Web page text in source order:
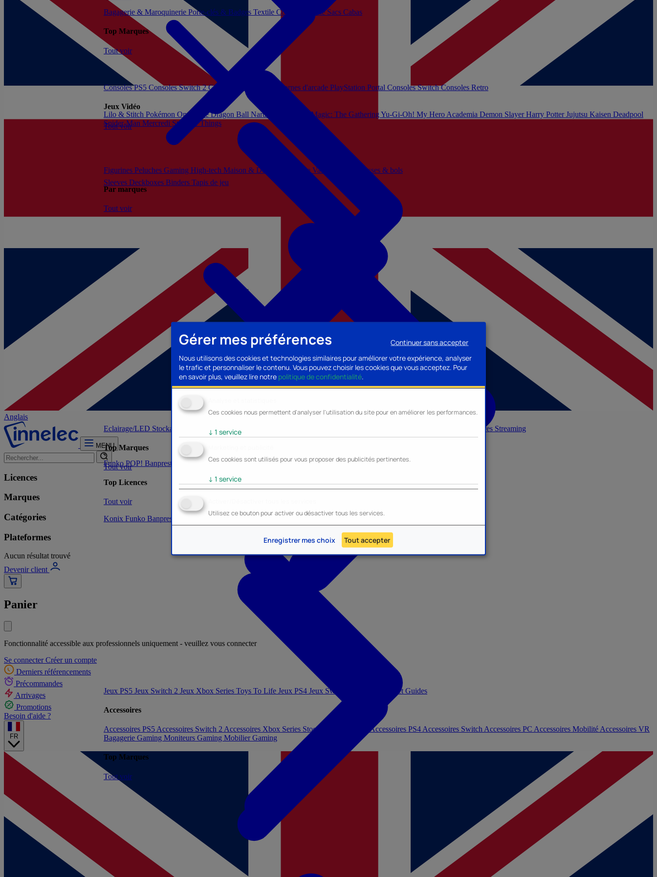
Gérer mes préférences
Nous utilisons des cookies et technologies similaires pour améliorer votre expérience, analyser
le trafic et personnaliser le contenu. Vous pouvez choisir les cookies que vous acceptez. Pour
en savoir plus, veuillez lire notre politique de confidentialité.
Ces cookies nous permettent d'analyser l'utilisation du site pour en améliorer les performances.
↓ 1 service
Ces cookies sont utilisés pour vous proposer des publicités pertinentes.
↓ 1 service
Utilisez ce bouton pour activer ou désactiver tous les services.
Continuer sans accepter
Enregistrer mes choix Tout accepter
Anglais
MENU
Licences
Marques
Catégories
Plateformes
Aucun résultat trouvé
Devenir client
Panier
Fonctionnalité accessible aux professionnels uniquement - veuillez vous connecter
Se connecter Créer un compte
Derniers référencements
Précommandes
Arrivages
Promotions
Besoin d'aide ?
FR
Figurines Peluches Gaming High-tech Maison & Décoration ModeVaisselle Mugs, tasses & bols
Par marques
Tout voir
Konix Funko Banpresto NOUVEAU - Heroes Inc.
Consoles PS5 Consoles Switch 2Consoles Xbox Series Bornes d'arcade PlayStation Portal Consoles SwitchConsoles Retro
Jeux Vidéo
Tout voir
Jeux PS5 Jeux Switch 2 Jeux Xbox Series Toys To Life Jeux PS4 Jeux Switch Livres et Guides
Accessoires
Accessoires PS5 Accessoires Switch 2 Accessoires Xbox Series Stockage et Mémoire Accessoires PS4 Accessoires Switch Accessoires PC Accessoires Mobilité Accessoires VR
Bagagerie Gaming Moniteurs Gaming Mobilier Gaming
Top Marques
Tout voir
Bagagerie & Maroquinerie Porte-clés & Badges Textile Cosplay BeautéSacs Cabas
Top Marques
Tout voir
Funko POP! Banpresto Plastoy StorLyoEnescoCerdaMighty Jaxx
Top Licences
Tout voir
Sleeves Deckboxes Binders Tapis de jeu
Eclairage/LED Stockage/Mémoire Accessoires PC Accessoires Streaming
Top Marques
Tout voir
Lilo & Stitch Pokémon One PieceDragon Ball Naruto Hello KittyMagic: The Gathering Yu-Gi-Oh! My Hero Academia Demon SlayerHarry PotterJujutsu Kaisen Deadpool
Spider-Man Mercredi Stranger Things